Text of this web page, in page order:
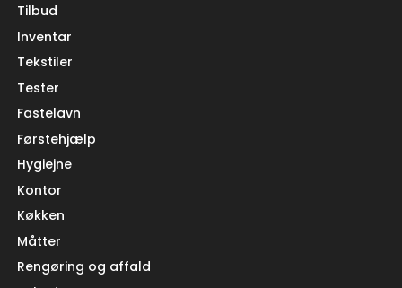
Tilbud
Inventar
Tekstiler
Tester
Fastelavn
Førstehjælp
Hygiejne
Kontor
Køkken
Måtter
Rengøring og affald